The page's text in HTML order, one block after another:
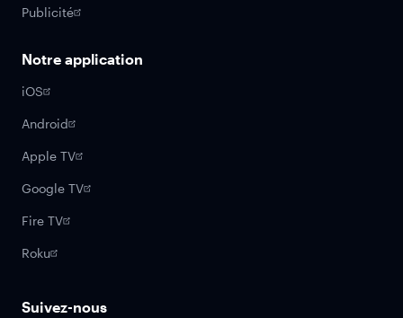
Publicité
Notre application
iOS
Android
Apple TV
Google TV
Fire TV
Roku
Suivez-nous